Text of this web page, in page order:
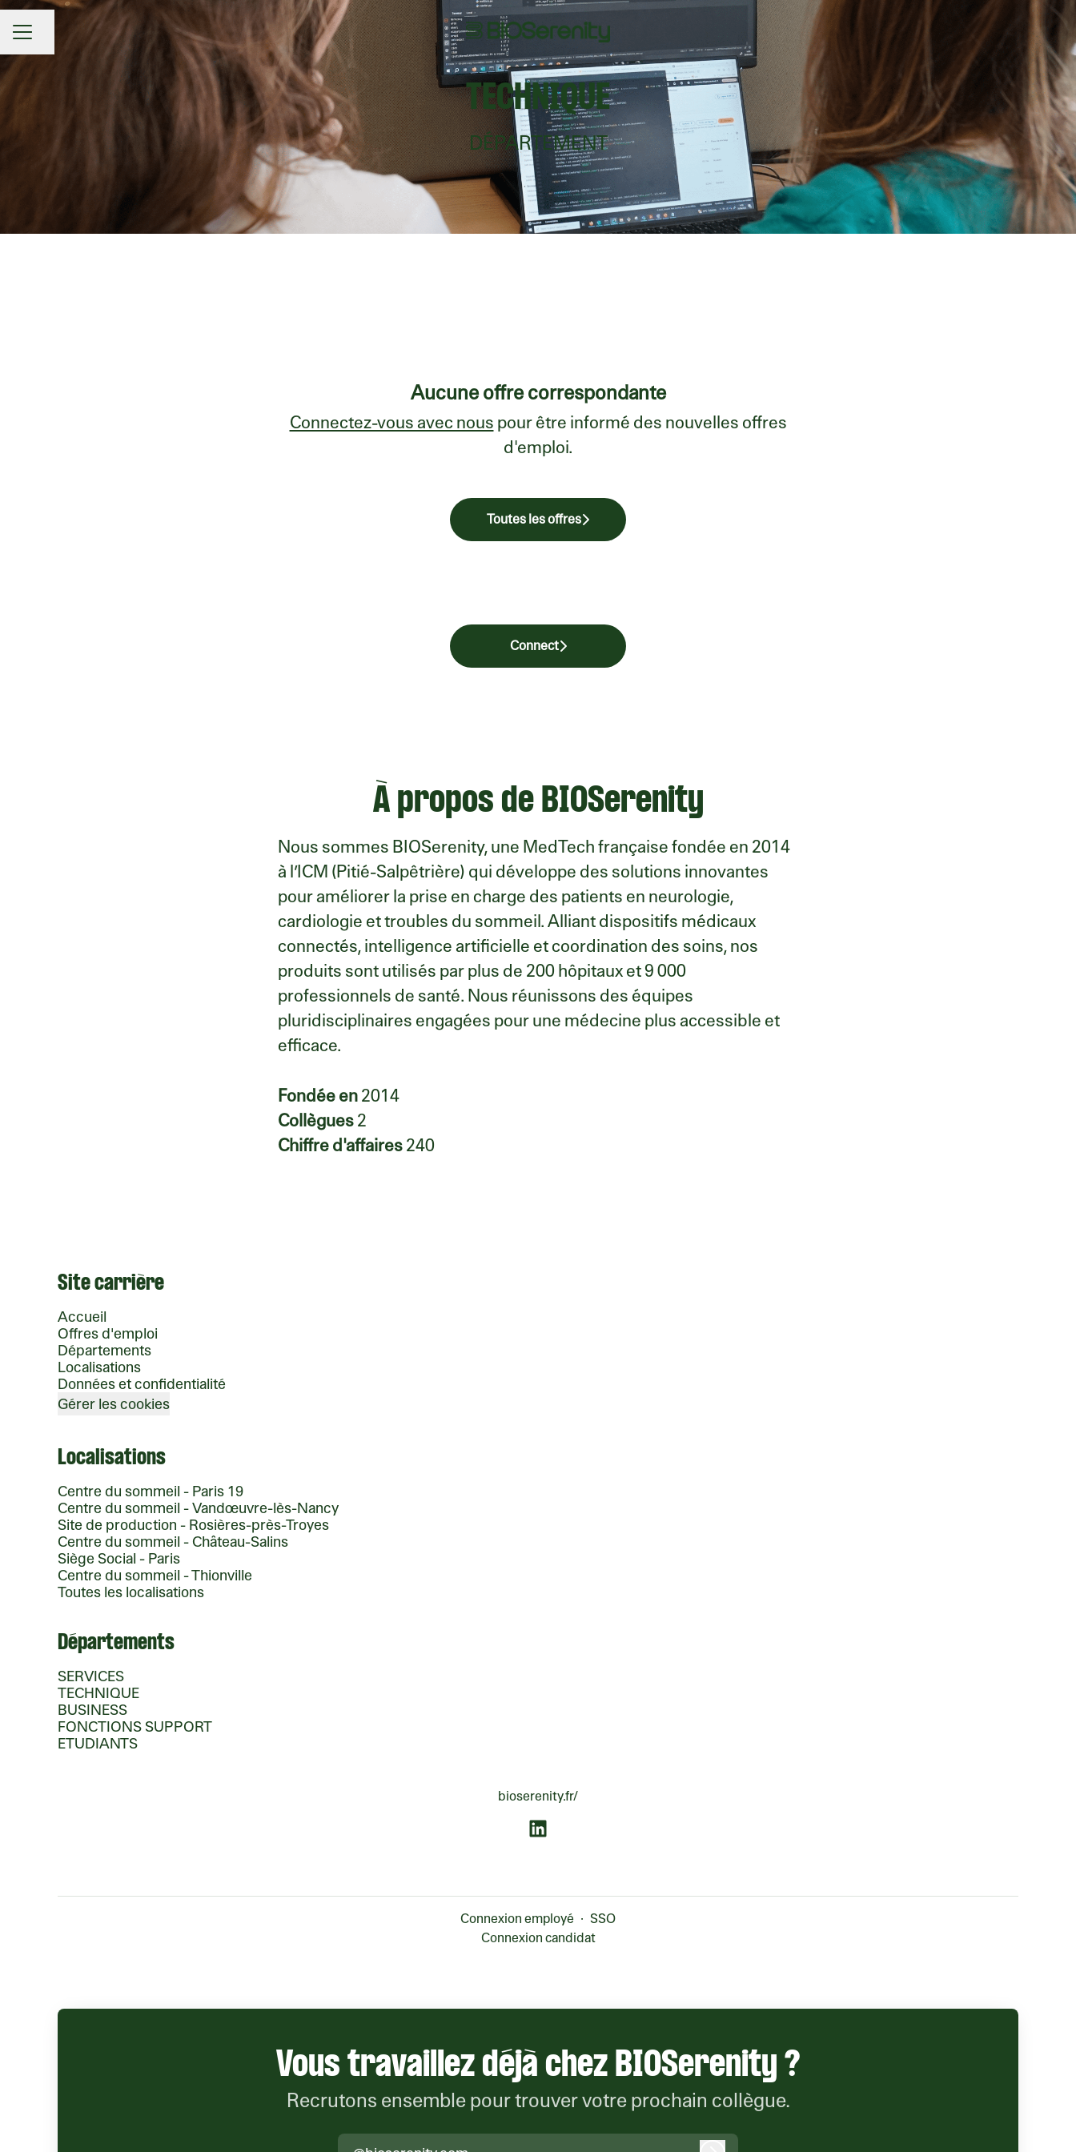
MENU CARRIÈRE
Partager la page
TECHNIQUE
DÉPARTEMENT
Aucune offre correspondante
Connectez-vous avec nous pour être informé des nouvelles offres
d'emploi.
Toutes les offres
Connect
À propos de BIOSerenity
Nous sommes BIOSerenity, une MedTech française fondée en 2014
à l’ICM (Pitié-Salpêtrière) qui développe des solutions innovantes
pour améliorer la prise en charge des patients en neurologie,
cardiologie et troubles du sommeil. Alliant dispositifs médicaux
connectés, intelligence artificielle et coordination des soins, nos
produits sont utilisés par plus de 200 hôpitaux et 9 000
professionnels de santé. Nous réunissons des équipes
pluridisciplinaires engagées pour une médecine plus accessible et
efficace.
Fondée en2014
Collègues2
Chiffre d'affaires240
Site carrière
Accueil
Offres d'emploi
Départements
Localisations
Données et confidentialité
Gérer les cookies
Localisations
Centre du sommeil - Paris 19
Centre du sommeil - Vandœuvre-lès-Nancy
Site de production - Rosières-près-Troyes
Centre du sommeil - Château-Salins
Siège Social - Paris
Centre du sommeil - Thionville
Toutes les localisations
Départements
SERVICES
TECHNIQUE
BUSINESS
FONCTIONS SUPPORT
ETUDIANTS
bioserenity.fr/
Connexion employé · SSO
Connexion candidat
Vous travaillez déjà chez BIOSerenity ?
Recrutons ensemble pour trouver votre prochain collègue.